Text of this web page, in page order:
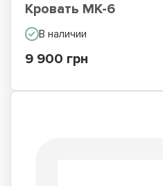
Кровать МК-6
В наличии
9 900 грн